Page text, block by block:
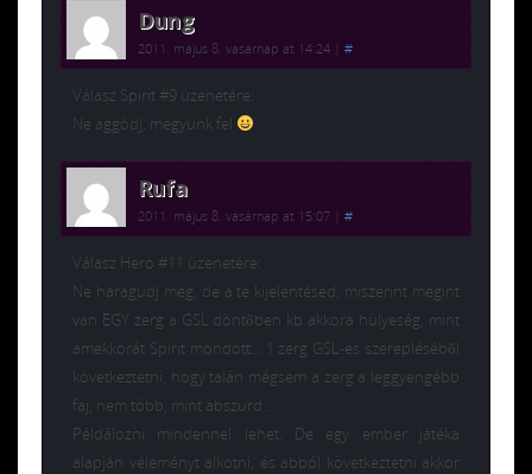
Dung
2011. május 8. vasárnap at 14:24 #
Válasz Spirit #9 üzenetére:
Ne aggódj, megyünk fel
Rufa
2011. május 8. vasárnap at 15:07 #
Válasz Hero #11 üzenetére:
Ne haragudj meg, de a te kijelentésed, miszerint megint
van EGY zerg a GSL döntőben kb akkora hülyeség, mint
amekkorát Spirit mondott… 1 zerg GSL-es szerepléséből
következtetni, hogy talán mégsem a zerg a leggyengébb
faj, nem több, mint abszurd..
Példálozni mindennel lehet. De egy ember játéka
alapján véleményt alkotni, és abból következtetni akkor